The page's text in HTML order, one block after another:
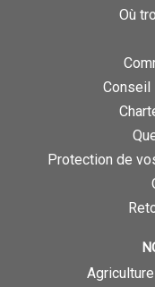
Où
Conseil
Protection de